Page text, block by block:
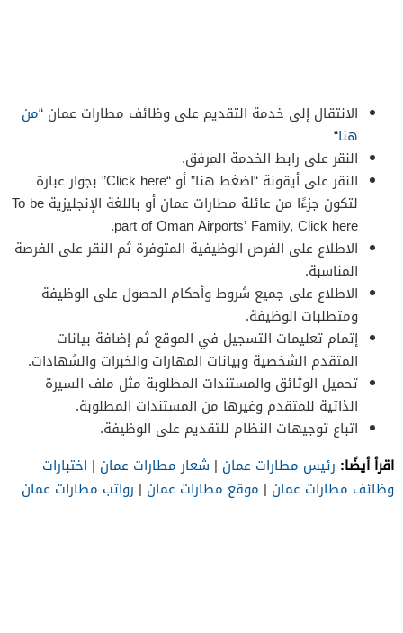
الانتقال إلى خدمة التقديم على وظائف مطارات عمان “من
هنا“
النقر على رابط الخدمة المرفق.
النقر على أيقونة “اضغط هنا” أو “Click here” بجوار عبارة
لتكون جزءًا من عائلة مطارات عمان أو باللغة الإنجليزية To be
part of Oman Airports’ Family, Click here.
الاطلاع على الفرص الوظيفية المتوفرة ثم النقر على الفرصة
المناسبة.
الاطلاع على جميع شروط وأحكام الحصول على الوظيفة
ومتطلبات الوظيفة.
إتمام تعليمات التسجيل في الموقع ثم إضافة بيانات
المتقدم الشخصية وبيانات المهارات والخبرات والشهادات.
تحميل الوثائق والمستندات المطلوبة مثل ملف السيرة
الذاتية للمتقدم وغيرها من المستندات المطلوبة.
اتباع توجيهات النظام للتقديم على الوظيفة.
اقرأ أيضًا: رئيس مطارات عمان | شعار مطارات عمان | اختبارات
وظائف مطارات عمان | موقع مطارات عمان | رواتب مطارات عمان